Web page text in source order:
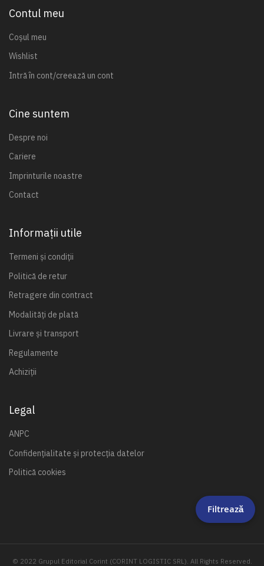
Contul meu
Coșul meu
Wishlist
Intră în cont/creează un cont
Cine suntem
Despre noi
Cariere
Imprinturile noastre
Contact
Informații utile
Termeni și condiții
Politică de retur
Retragere din contract
Modalități de plată
Livrare și transport
Regulamente
Achiziții
Legal
ANPC
Confidențialitate și protecția datelor
Politică cookies
© 2022 Grupul Editorial Corint (CORINT LOGISTIC SRL). All Rights Reserved.
Filtrează